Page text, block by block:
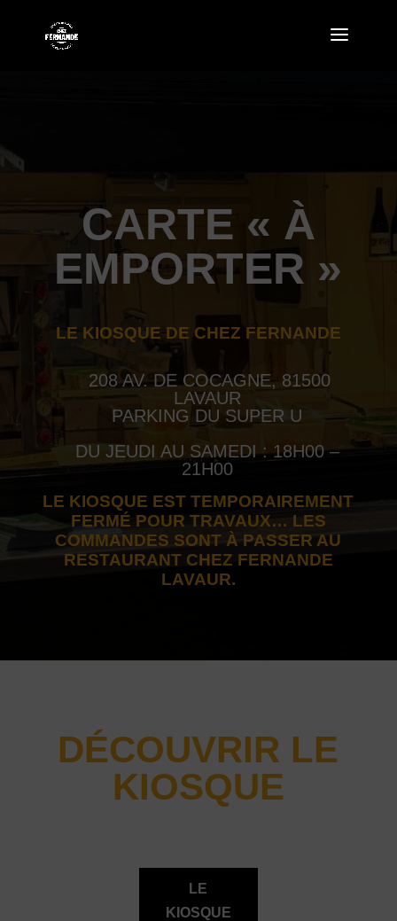
CARTE « À
EMPORTER »
LE KIOSQUE DE CHEZ FERNANDE
208 AV. DE COCAGNE, 81500
LAVAUR
PARKING DU SUPER U
DU JEUDI AU SAMEDI : 18H00 –
21H00
LE KIOSQUE EST TEMPORAIREMENT
FERMÉ POUR TRAVAUX… LES
COMMANDES SONT À PASSER AU
RESTAURANT CHEZ FERNANDE
LAVAUR.
DÉCOUVRIR LE
KIOSQUE
LE
KIOSQUE